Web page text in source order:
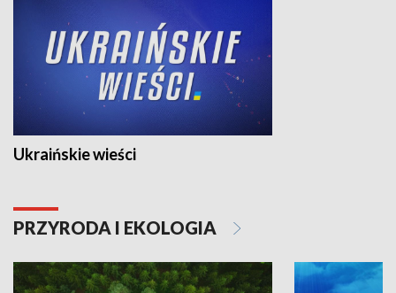
Ukraińskie wieści
PRZYRODA I EKOLOGIA